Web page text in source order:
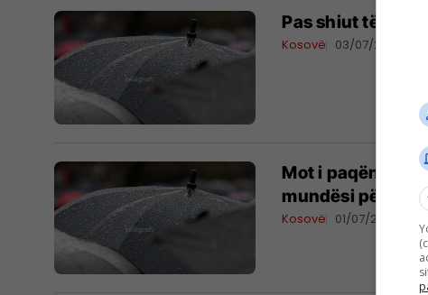
​Pas shiut të
Kosovë 03/07/2026
Mot i
mundësi për
Kosovë 01/07/2026